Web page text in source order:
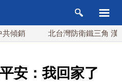
北台灣防衛鐵三角 漢光首封
安：我回家了